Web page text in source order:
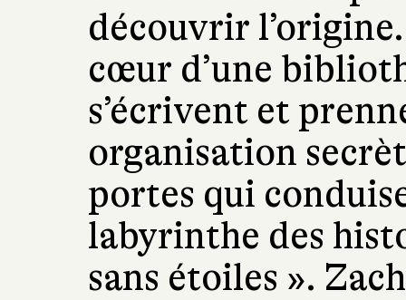
découvrir
cœur d’une
s’écrivent et
organisation
portes qui
labyrinthe des
sans étoiles ».